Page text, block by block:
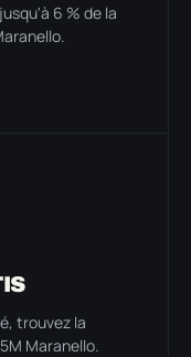
6 % de la
trouvez la
Maranello.